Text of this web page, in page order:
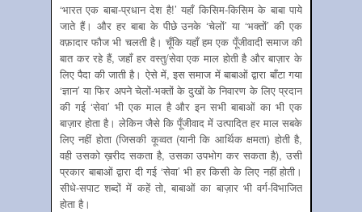
‘भारत एक बाबा-प्रधान देश है!’ यहाँ किसिम-किसिम के बाबा पाये
जाते हैं। और हर बाबा के पीछे उनके ‘चेलों’ या ‘भक्तों’ की एक
वफ़ादार फौज भी चलती है। चूँकि यहाँ हम एक पूँजीवादी समाज की
बात कर रहे हैं, जहाँ हर वस्तु/सेवा एक माल होती है और बाज़ार के
लिए पैदा की जाती है। ऐसे में, इस समाज में बाबाओं द्वारा बाँटा गया
‘ज्ञान’ या फिर अपने चेलों-भक्तों के दुखों के निवारण के लिए प्रदान
की गई ‘सेवा’ भी एक माल है और इन सभी बाबाओं का भी एक
बाज़ार होता है। लेकिन जैसे कि पूँजीवाद में उत्पादित हर माल सबके
लिए नहीं होता (जिसकी कूव्वत (यानी कि आर्थिक क्षमता) होती है,
वही उसको ख़रीद सकता है, उसका उपभोग कर सकता है), उसी
प्रकार बाबाओं द्वारा दी गई ‘सेवा’ भी हर किसी के लिए नहीं होती।
सीधे-सपाट शब्दों में कहें तो, बाबाओं का बाज़ार भी वर्ग-विभाजित
होता है।